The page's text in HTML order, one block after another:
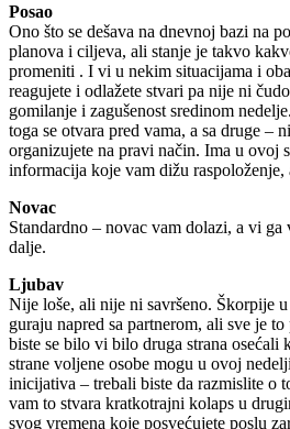
Posao
Ono što se dešava na dnevnoj bazi na
planova i ciljeva, ali stanje je takvo
promeniti . I vi u nekim situacijama i
reagujete i odlažete stvari pa nije ni
gomilanje i zagušenost sredinom
toga se otvara pred vama, a sa druge –
organizujete na pravi način. Ima u ovoj
informacija koje vam dižu raspoloženje,
Novac
Standardno – novac vam dolazi, a vi ga
dalje.
Ljubav
Nije loše, ali nije ni savršeno. Škorpije
guraju napred sa partnerom, ali sve je
biste se bilo vi bilo druga strana osećali
strane voljene osobe mogu u ovoj
inicijativa – trebali biste da razmislite o
vam to stvara kratkotrajni kolaps u
svog vremena koje posvećujete poslu